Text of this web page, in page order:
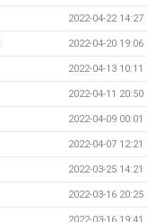
2022-04-22 14:27
2022-04-20 19:06
2022-04-13 10:11
2022-04-11 20:50
2022-04-09 00:01
2022-04-07 12:21
2022-03-25 14:21
2022-03-16 20:25